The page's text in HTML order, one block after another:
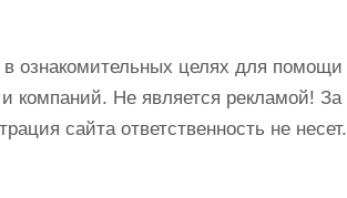
ознакомительных целях для помощи
компаний. Не является рекламой! За
сайта ответственность не несет.